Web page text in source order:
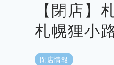
【閉店】
札幌狸小
閉店情報